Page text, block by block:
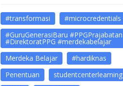
#transformasi
#microcredentials
#GuruGenerasiBaru #PPGPrajabatan
#DirektoratPPG #merdekabelajar
Merdeka Belajar
#hardiknas
Penentuan
studentcenterlearning